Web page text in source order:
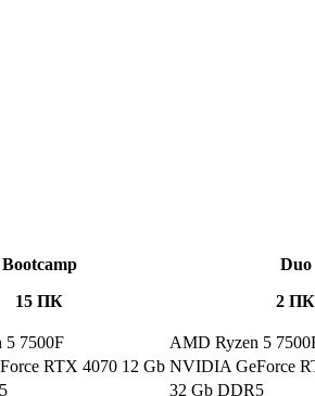
Bootcamp
15 ПК
Duo
2 ПК
5 7500F AMD Ryzen 5
RTX 4070 12 Gb NVIDIA GeForce
32 Gb DDR5